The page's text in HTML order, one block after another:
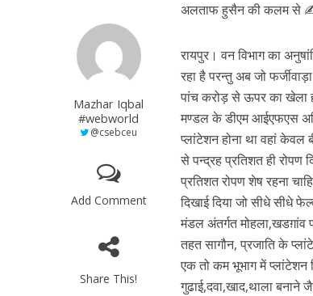
Mazhar Iqbal
#webworld
@csebceu
Add Comment
Share This!
अलताफ हुसैन की कलम से
रायपुर। वन विभाग का
रहा है परन्तु अब जो
पांच करोड़ से ऊपर का खेला
मण्डल के डीएम आईएफएस
प्लांटेशन होना था वहां केवल
से पन्द्रह प्रतिशत ही रोपण
प्रतिशत रोपण शेष रहना
दिखाई दिया जो सीधे सीधे
मंडल अंतर्गत मोहला,खडग़ांव
तहत सागौन, प्रजाति के
एक तो कम भूभाग में प्लांटेशन
गुढाई,दवा,खाद,थाला बनाने